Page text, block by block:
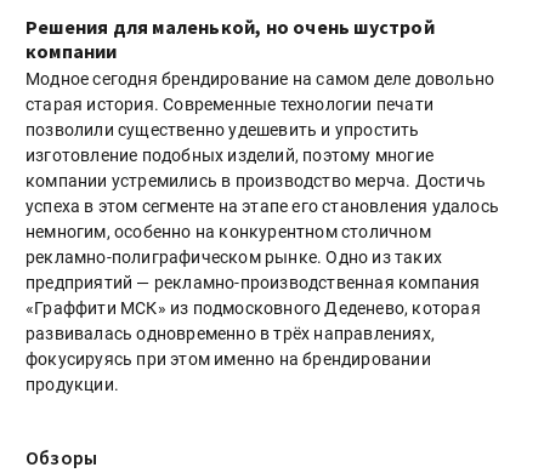
Решения для маленькой, но очень шустрой
компании
Модное сегодня брендирование на самом деле довольно
старая история. Современные технологии печати
позволили существенно удешевить и упростить
изготовление подобных изделий, поэтому многие
компании устремились в производство мерча. Достичь
успеха в этом сегменте на этапе его становления удалось
немногим, особенно на конкурентном столичном
рекламно-полиграфическом рынке. Одно из таких
предприятий — рекламно-производственная компания
«Граффити МСК» из подмосковного Деденево, которая
развивалась одновременно в трёх направлениях,
фокусируясь при этом именно на брендировании
продукции.
Обзоры